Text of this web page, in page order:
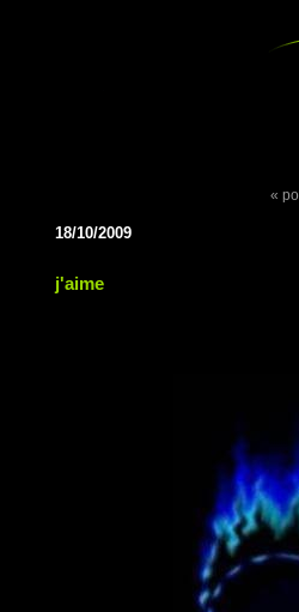
«
18/10/2009
j'aime